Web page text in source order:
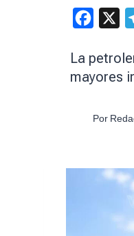
La
mayores
Por